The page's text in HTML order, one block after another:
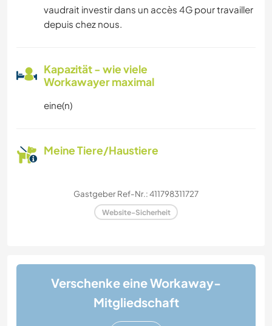
vaudrait investir dans un accès 4G pour travailler
depuis chez nous.
Kapazität - wie viele
Workawayer maximal
eine(n)
Meine Tiere/Haustiere
Gastgeber Ref-Nr.: 411798311727
Website-Sicherheit
Verschenke eine Workaway-
Mitgliedschaft